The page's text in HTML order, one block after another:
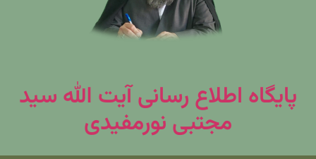
پایگاه اطلاع رسانی آیت الله سید
مجتبی نورمفیدی